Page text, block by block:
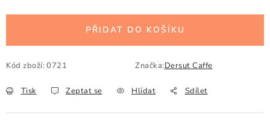
PŘIDAT DO KOŠÍKU
Kód zboží: 0721 Značka:Dersut Caffe
Tisk Zeptat se Hlídat Sdílet